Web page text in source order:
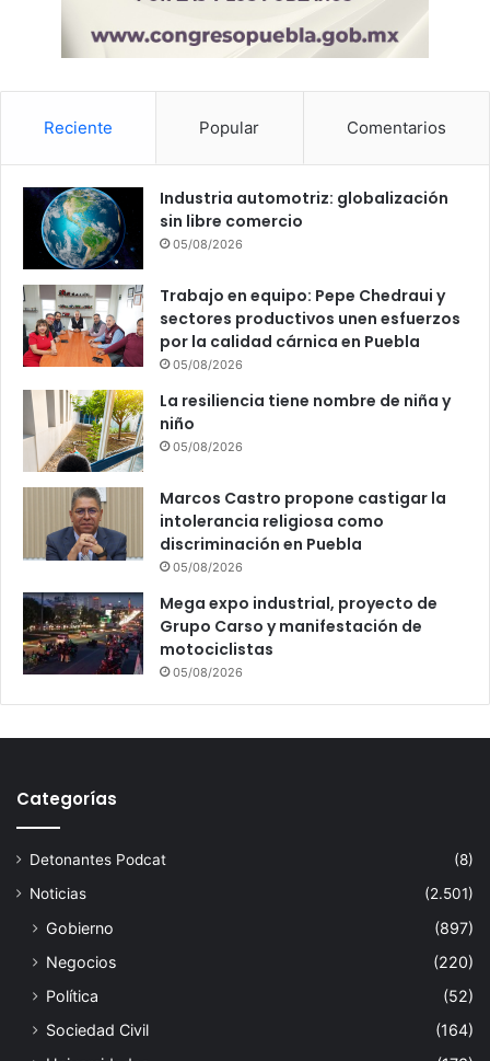
Reciente Popular Comentarios
Industria automotriz: globalización
sin libre comercio
05/08/2026
Trabajo en equipo: Pepe Chedraui y
sectores productivos unen esfuerzos
por la calidad cárnica en Puebla
05/08/2026
La resiliencia tiene nombre de niña y
niño
05/08/2026
Marcos Castro propone castigar la
intolerancia religiosa como
discriminación en Puebla
05/08/2026
Mega expo industrial, proyecto de
Grupo Carso y manifestación de
motociclistas
05/08/2026
Categorías
Detonantes Podcat
(8)
Noticias
(2.501)
Gobierno
(897)
Negocios
(220)
Política
(52)
Sociedad Civil
(164)